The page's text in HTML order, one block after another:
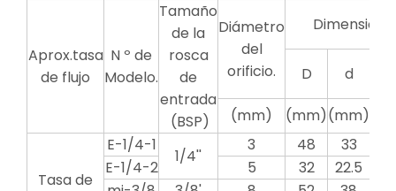
Aprox.tasa
de flujo
N º de
Modelo.
Tamaño
de la
rosca
de
entrada
(BSP)
Diámetro
del
orificio.
Dimensión
D d
(mm) (mm)(mm)
Tasa de
E-1/4-1
1/4''
3 48 33
E-1/4-2
5 32 22.5